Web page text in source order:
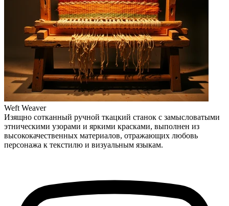
Weft Weaver
Изящно сотканный ручной ткацкий станок с замысловатыми
этническими узорами и яркими красками, выполнен из
высококачественных материалов, отражающих любовь
персонажа к текстилю и визуальным языкам.